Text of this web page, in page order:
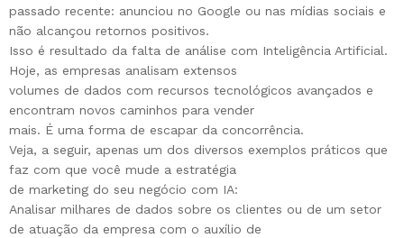
passado recente: anunciou no Google ou nas mídias sociais e
não alcançou retornos positivos.
Isso é resultado da falta de análise com Inteligência Artificial.
Hoje, as empresas analisam extensos
volumes de dados com recursos tecnológicos avançados e
encontram novos caminhos para vender
mais. É uma forma de escapar da concorrência.
Veja, a seguir, apenas um dos diversos exemplos práticos que
faz com que você mude a estratégia
de marketing do seu negócio com IA:
Analisar milhares de dados sobre os clientes ou de um setor
de atuação da empresa com o auxílio de